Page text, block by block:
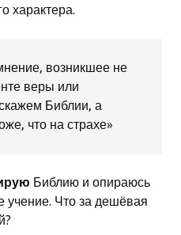
характера.
возникшее не
веры или
Библии, а
что на страхе»
Библию и опираюсь
учение. Что за дешёвая